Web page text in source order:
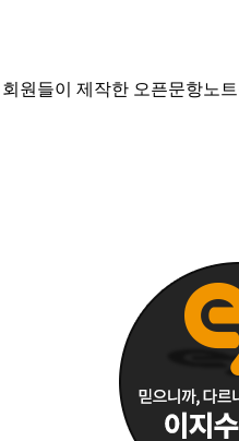
원들이 제작한 오픈문항노